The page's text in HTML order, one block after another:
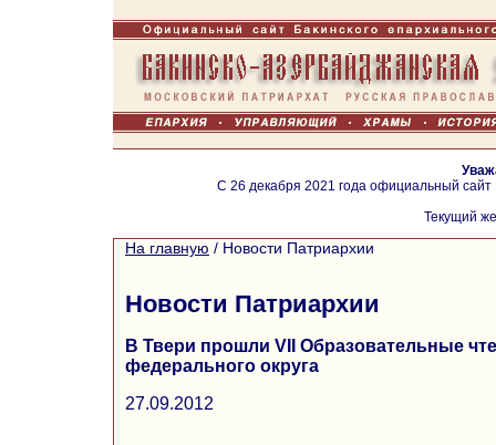
С 26 декабря 2021 года официальный
Текущий
На главную / Новости Патриархии
Новости Патриархии
В Твери прошли VII Образовательные
федерального округа
27.09.2012